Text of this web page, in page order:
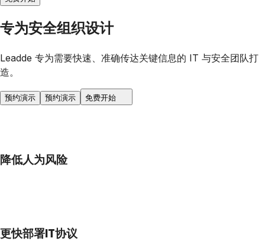
专为安全组织设计
Leadde 专为需要快速、准确传达关键信息的 IT 与安全团队打
造。
预约演示 预约演示 免费开始
降低人为风险
更快部署IT协议